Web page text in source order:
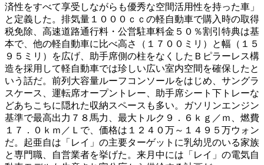
済性をすべて享受しながらも優秀な空間活用性を持った車」
と定義した。排気量１０００ｃｃの軽自動車で購入時の取得
税免除、高速道路通行料・公営駐車料金５０％割引特典は基
本で、他の軽自動車に比べ高さ（１７００ミリ）と幅（１５
９５ミリ）を広げ、助手席側の柱をなくしたＢピラーレス構
造を採用して軽自動車では珍しい広い室内空間を確保したと
いう話だ。前列大容量ルーフコンソールをはじめ、サングラ
スケース、運転席オープントレー、助手席シート下トレーな
どあちこちに隠れた収納スペースも多い。ガソリンエンジン
基準で最高出力７８馬力、最大トルク９．６ｋｇ／ｍ、燃費
１７．０ｋｍ／Ｌで、価格は１２４０万～１４９５万ウォン
だ。起亜自は「レイ」の主要ターゲットに乳幼児のいる家族
と専門職、自営業者を挙げた。来月中には「レイ」の電気自